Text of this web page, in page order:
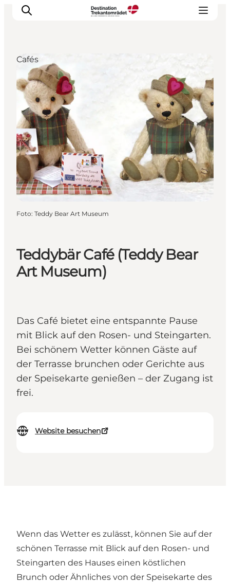
LEGOLAND® Billund Resort
Städte
Erlebnisse
Unterkünfte
Reiseplanung
Tickets
Teddybär Café (Teddy Bear
Art Museum)
Das Café bietet eine entspannte Pause
mit Blick auf den Rosen- und Steingarten.
Bei schönem Wetter können Gäste auf
der Terrasse brunchen oder Gerichte aus
der Speisekarte genießen – der Zugang ist
frei.
Website besuchen
Cafés
Foto: Teddy Bear Art Museum
Wenn das Wetter es zulässt, können Sie auf der
schönen Terrasse mit Blick auf den Rosen- und
Steingarten des Hauses einen köstlichen
Brunch oder Ähnliches von der Speisekarte des